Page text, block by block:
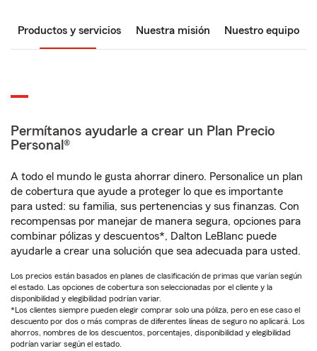
Productos y servicios Nuestra misión Nuestro equipo
Permítanos ayudarle a crear un Plan Precio
Personal®
A todo el mundo le gusta ahorrar dinero. Personalice un plan
de cobertura que ayude a proteger lo que es importante
para usted: su familia, sus pertenencias y sus finanzas. Con
recompensas por manejar de manera segura, opciones para
combinar pólizas y descuentos*, Dalton LeBlanc puede
ayudarle a crear una solución que sea adecuada para usted.
Los precios están basados en planes de clasificación de primas que varían según
el estado. Las opciones de cobertura son seleccionadas por el cliente y la
disponibilidad y elegibilidad podrían variar.
*Los clientes siempre pueden elegir comprar solo una póliza, pero en ese caso el
descuento por dos o más compras de diferentes líneas de seguro no aplicará. Los
ahorros, nombres de los descuentos, porcentajes, disponibilidad y elegibilidad
podrían variar según el estado.